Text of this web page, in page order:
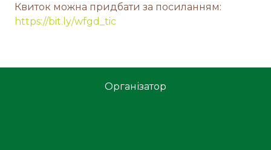
Квиток можна придбати за посиланням:
https://bit.ly/wfgd_tic
Організатор